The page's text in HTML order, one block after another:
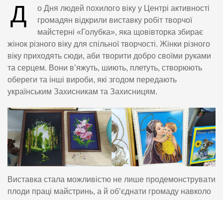
Д
о Дня людей похилого віку у Центрі активності
громадян відкрили виставку робіт творчої
майстерні «Голубка», яка щовівторка збирає
жінок різного віку для спільної творчості. Жінки різного
віку приходять сюди, аби творити добро своїми руками
та серцем. Вони в’яжуть, шиють, плетуть, створюють
обереги та інші вироби, які згодом передають
українським Захисникам та Захисницям.
Виставка стала можливістю не лише продемонструвати
плоди праці майстринь, а й об’єднати громаду навколо